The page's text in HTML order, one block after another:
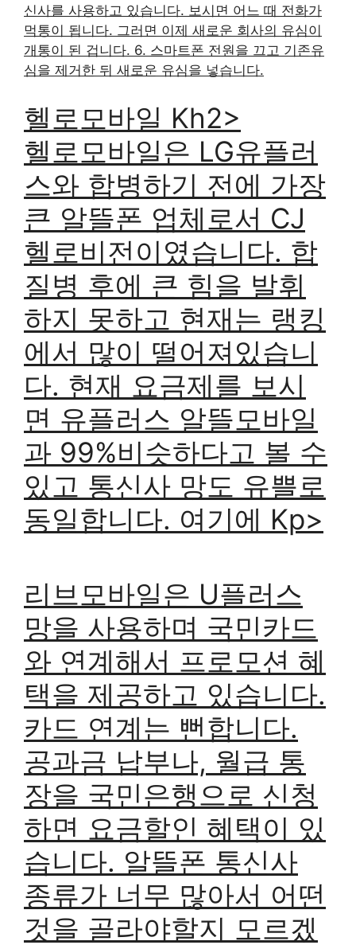
신사를 사용하고 있습니다. 보시면 어느 때 전화가
먹통이 됩니다. 그러면 이제 새로운 회사의 유심이
개통이 된 겁니다. 6. 스마트폰 전원을 끄고 기존유
심을 제거한 뒤 새로운 유심을 넣습니다.
헬로모바일 Kh2>
헬로모바일은 LG유플러
스와 합병하기 전에 가장
큰 알뜰폰 업체로서 CJ
헬로비전이였습니다. 합
질병 후에 큰 힘을 발휘
하지 못하고 현재는 랭킹
에서 많이 떨어져있습니
다. 현재 요금제를 보시
면 유플러스 알뜰모바일
과 99%비슷하다고 볼 수
있고 통신사 망도 유쁠로
동일합니다. 여기에 Kp>
리브모바일은 U플러스
망을 사용하며 국민카드
와 연계해서 프로모션 혜
택을 제공하고 있습니다.
카드 연계는 뻔합니다.
공과금 납부나, 월급 통
장을 국민은행으로 신청
하면 요금할인 혜택이 있
습니다. 알뜰폰 통신사
종류가 너무 많아서 어떤
것을 골라야할지 모르겠